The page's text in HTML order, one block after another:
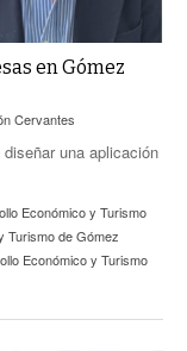
en Gómez
Cervantes
una aplicación
Económico y Turismo
Turismo de Gómez
Económico y Turismo